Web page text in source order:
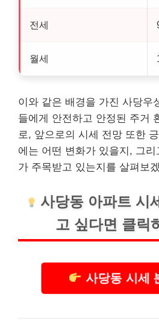
전세
월세
이와 같은 배경을 가진 사당우
들에게 안전하고 안정된 주거
로, 앞으로의 시세 전망 또한
에는 어떤 변화가 있을지, 그리
가 주목받고 있는지를 살펴보
사당동 아파트 시
고 싶다면 클릭
사당동 시세